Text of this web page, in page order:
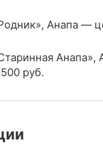
Фэмили
5.0
Анапа
Анапа —
руб.